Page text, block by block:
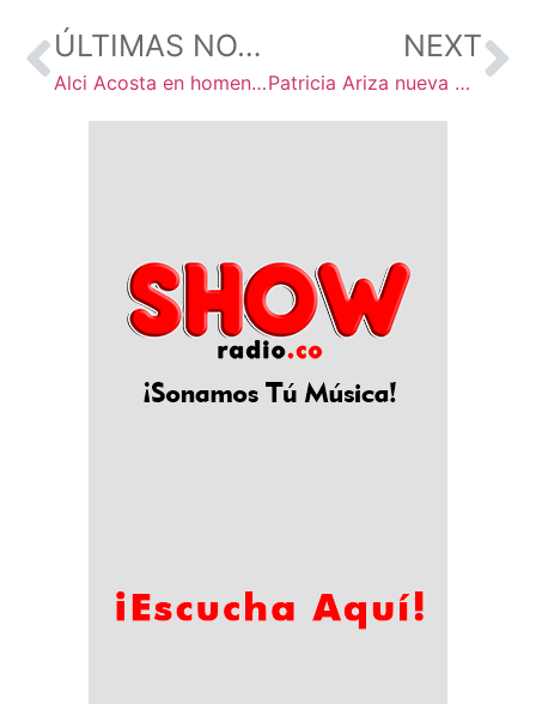
ÚLTIMAS NOTICIAS
Alci Acosta en homenaje a las madres en cali
NEXT
Patricia Ariza nueva ministra de cultura